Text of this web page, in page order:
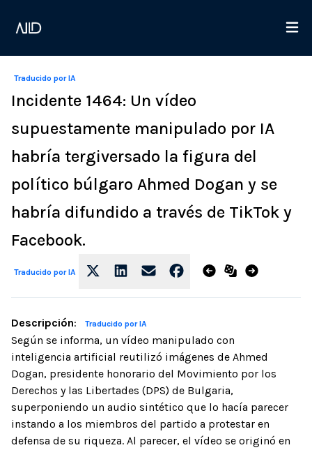
Traducido por IA
Incidente 1464: Un vídeo
supuestamente manipulado por IA
habría tergiversado la figura del
político búlgaro Ahmed Dogan y se
habría difundido a través de TikTok y
Facebook.
Traducido por IA
Descripción: Traducido por IA
Según se informa, un vídeo manipulado con
inteligencia artificial reutilizó imágenes de Ahmed
Dogan, presidente honorario del Movimiento por los
Derechos y las Libertades (DPS) de Bulgaria,
superponiendo un audio sintético que lo hacía parecer
instando a los miembros del partido a protestar en
defensa de su riqueza. Al parecer, el vídeo se originó en